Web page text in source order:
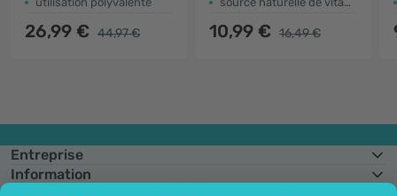
26,99 € 44,97 € 10,99 € 16,49 €
Entreprise
Information